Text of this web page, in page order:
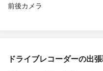
前後カメラ
ドライブレコーダーの出